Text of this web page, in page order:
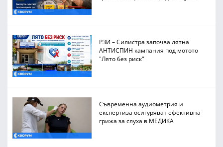
РЗИ – Силистра започва лятна
АНТИСПИН кампания под мотото
"Лято без риск"
Съвременна аудиометрия и
експертиза осигуряват ефективна
грижа за слуха в МЕДИКА